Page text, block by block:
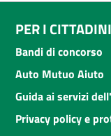
PER I CITTADINI
Bandi di concorso
Auto Mutuo Aiuto
Guida ai servizi
Privacy policy e